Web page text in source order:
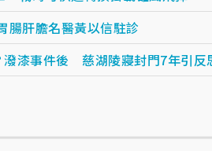
腸肝膽名醫黃以信駐診
潑漆事件後 慈湖陵寢封門7年引反